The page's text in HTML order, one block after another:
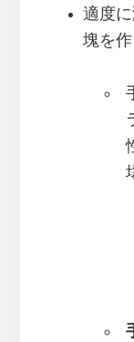
適度
塊を